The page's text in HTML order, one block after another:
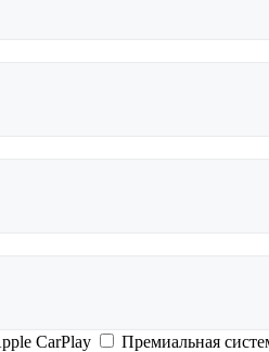
CarPlay
Премиальная